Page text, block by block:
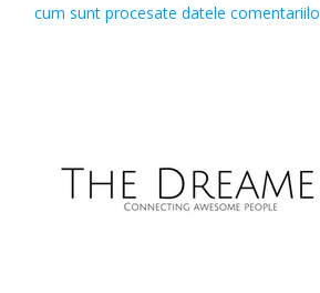
cum sunt procesate datele